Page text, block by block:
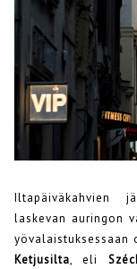
Iltapäiväkahvien
laskevan auringon
yövalaistuksessaan
Ketjusilta, eli